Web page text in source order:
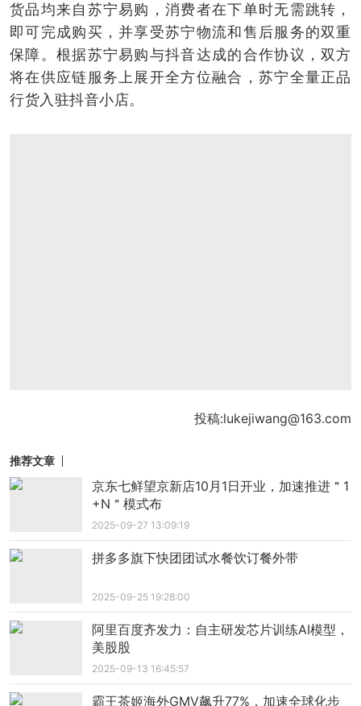
货品均来自苏宁易购，消费者在下单时无需跳转，
即可完成购买，并享受苏宁物流和售后服务的双重
保障。根据苏宁易购与抖音达成的合作协议，双方
将在供应链服务上展开全方位融合，苏宁全量正品
行货入驻抖音小店。
投稿:lukejiwang@163.com
推荐文章
京东七鲜望京新店10月1日开业，加速推进＂1
+N＂模式布
2025-09-27 13:09:19
拼多多旗下快团团试水餐饮订餐外带
2025-09-25 19:28:00
​阿里百度齐发力：自主研发芯片训练AI模型，
美股股
2025-09-13 16:45:57
霸王茶姬海外GMV飙升77%，加速全球化步